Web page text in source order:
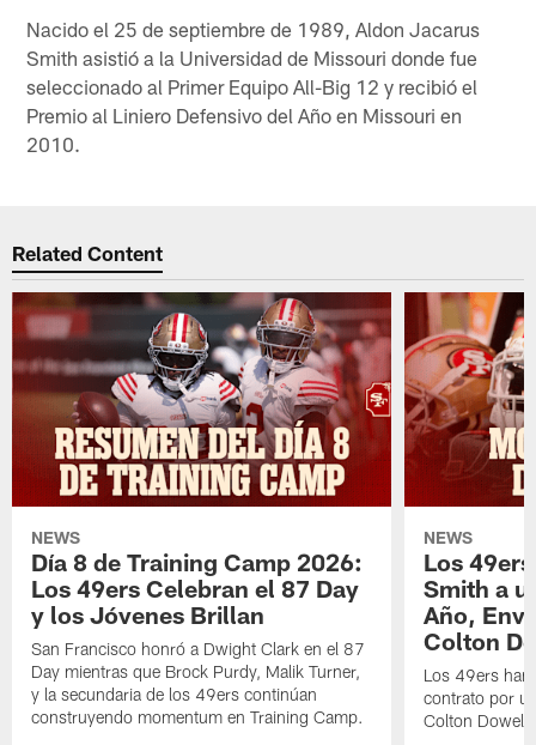
Nacido el 25 de septiembre de 1989, Aldon Jacarus
Smith asistió a la Universidad de Missouri donde fue
seleccionado al Primer Equipo All-Big 12 y recibió el
Premio al Liniero Defensivo del Año en Missouri en
2010.
Related Content
NEWS
Día 8 de Training Camp 2026:
Los 49ers Celebran el 87 Day
y los Jóvenes Brillan
San Francisco honró a Dwight Clark en el 87
Day mientras que Brock Purdy, Malik Turner,
y la secundaria de los 49ers continúan
construyendo momentum en Training Camp.
NEWS
Los
Smith a
Año,
Colton
Los 49ers
contrato por
Colton Dowell.